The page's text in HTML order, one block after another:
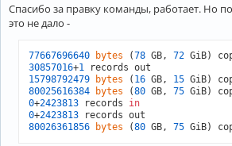
Спасибо за правку команды, работает. Но
это не дало -
77667696640 bytes (78 GB, 72 GiB)
30857016+1
15798792479
bytes ( 16 GB, 15 GiB)
80025616384
bytes (80 GB, 75 GiB)
0+2423813 records in
0+2423813
80026361856
bytes (80 GB, 75 GiB)